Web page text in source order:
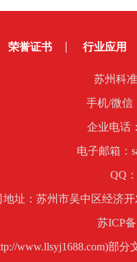
荣誉证书 行业应用
苏州科
手机/微信
企业电话
电子邮箱：
QQ
地址：苏州市吴中区经济
苏ICP
www.llsyj1688.com)部